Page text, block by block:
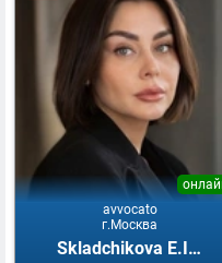
avvocato
г.Москва
Skladchikova E.Iu.